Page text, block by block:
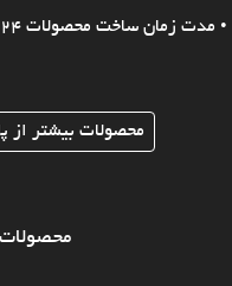
• مدت زمان ساخت محصولات 24 الی 72 ساعت می‌باشد.
محصولات بیشتر از
محصولات